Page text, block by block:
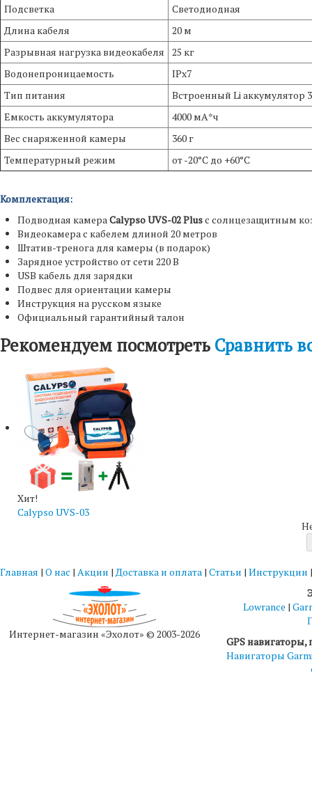
Подсветка
Светодиодная
Длина кабеля
20 м
Разрывная нагрузка видеокабеля
25 кг
Водонепроницаемость
IPx7
Тип питания
Встроенный Li аккумулятор
Емкость аккумулятора
4000 мА*ч
Вес снаряженной камеры
360 г
Температурный режим
от -20°C до +60°C
Комплектация:
Подводная камераCalypso UVS-02 Plusс солнцезащитным
Видеокамера с кабелем длиной 20 метров
Штатив-тренога для камеры (в подарок)
Зарядное устройство от сети 220 В
USB кабель для зарядки
Подвес для ориентации камеры
Инструкция на русском языке
Официальный гарантийный талон
Рекомендуем посмотреть Сравнить
Хит!
Calypso UVS-03
Главная | О нас | Акции |Доставка и оплата | Статьи | Инструкции
Интернет-магазин «Эхолот» © 2003-2026
Lowrance |
GPS
Навигаторы